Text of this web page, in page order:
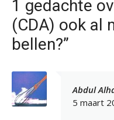
1 gedachte
(CDA) ook al
bellen?”
Abdul
5 maart